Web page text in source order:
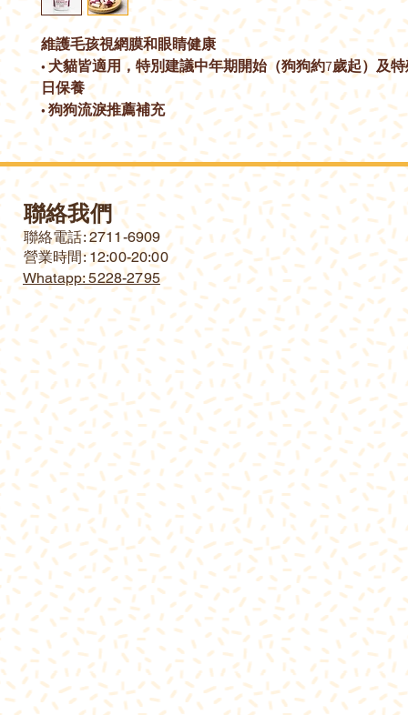
維護毛孩視網膜和眼睛健康
• 犬貓皆適用，特別建議中年期開始（狗狗約7歲起）及
日保養
• 狗狗流淚推薦補充
聯絡我們
​聯絡電話: 2711-6909
營業時間: 12:00-20:00
Whatapp: 5228-2795